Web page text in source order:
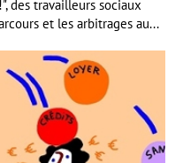
des travailleurs sociaux
et les arbitrages au...